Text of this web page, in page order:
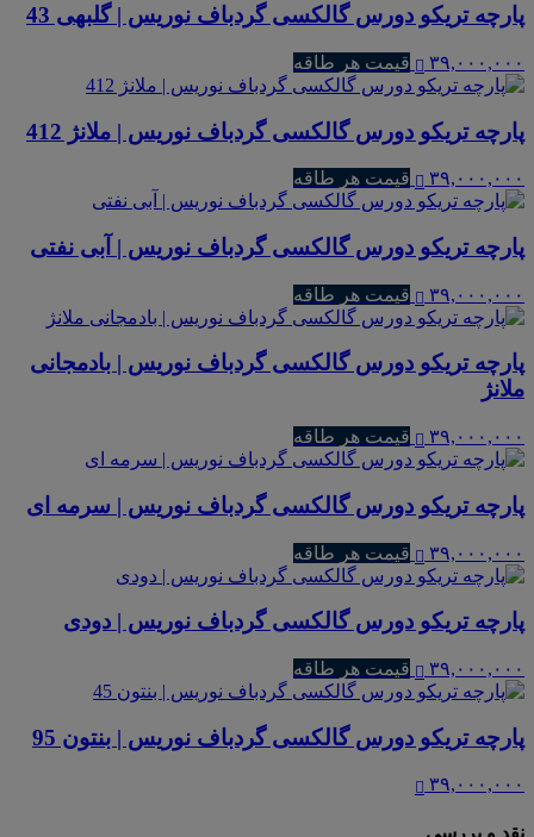
پارچه تریکو دورس گالکسی گردباف نوریس | گلبهی 43
۳۹,۰۰۰,۰۰۰ قیمت هر طاقه
پارچه تریکو دورس گالکسی گردباف نوریس | ملانژ 412
۳۹,۰۰۰,۰۰۰ قیمت هر طاقه
پارچه تریکو دورس گالکسی گردباف نوریس | آبی نفتی
۳۹,۰۰۰,۰۰۰ قیمت هر طاقه
پارچه تریکو دورس گالکسی گردباف نوریس | بادمجانی
ملانژ
۳۹,۰۰۰,۰۰۰ قیمت هر طاقه
پارچه تریکو دورس گالکسی گردباف نوریس | سرمه ای
۳۹,۰۰۰,۰۰۰ قیمت هر طاقه
پارچه تریکو دورس گالکسی گردباف نوریس | دودی
۳۹,۰۰۰,۰۰۰ قیمت هر طاقه
پارچه تریکو دورس گالکسی گردباف نوریس | بنتون 95
۳۹,۰۰۰,۰۰۰
نقد و بررسی